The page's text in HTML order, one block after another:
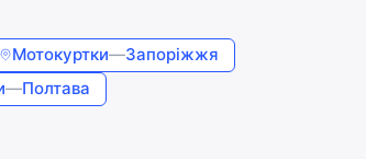
Мотокуртки—Запоріжжя
—Полтава